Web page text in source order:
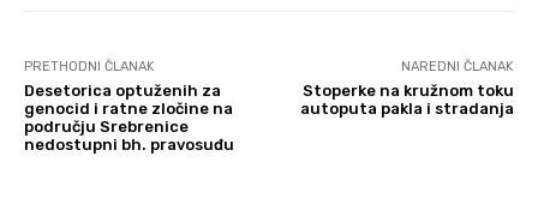
PRETHODNI ČLANAK
Desetorica optuženih za
genocid i ratne zločine na
području Srebrenice
nedostupni bh. pravosuđu
NAREDNI ČLANAK
Stoperke na kružnom toku
autoputa pakla i stradanja